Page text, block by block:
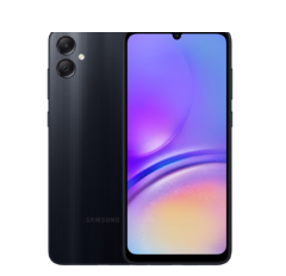
DT
TTC
est :
DT
TTC